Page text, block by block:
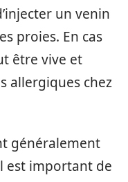
un venin
proies. En cas
être vive et
allergiques chez
généralement
est important de